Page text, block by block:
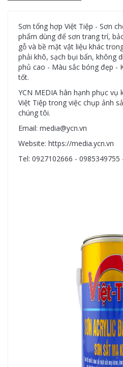
Sơn tổng hợp Việt Tiệp - Sơn
phẩm dùng để sơn trang trí,
gỗ và bề mặt vật liệu khác
phải khô, sạch bụi bẩn, không
phủ cao - Màu sắc bóng đẹp -
tốt.
YCN MEDIA hân hạnh phục vụ
Việt Tiệp trong việc chụp ảnh
chúng tôi.
Email: media@ycn.vn
Website: https://media.ycn.vn
Tel: 0927102666 - 0985349755